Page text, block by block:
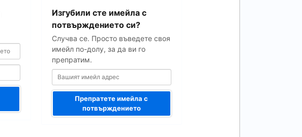
Изгубили сте имейла с
потвърждението си?
Случва се. Просто въведете своя
имейл по-долу, за да ви го
препратим.
имейл
адрес
Препратете имейла с
потвърждението